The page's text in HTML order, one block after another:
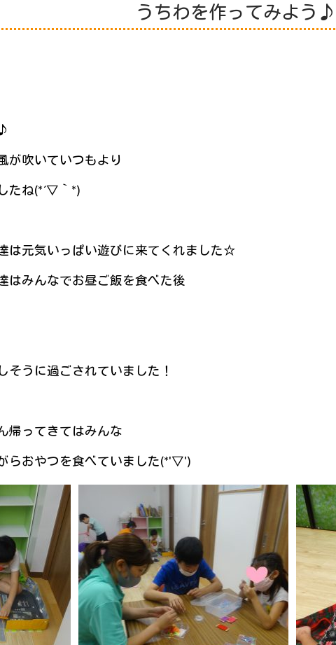
うちわを作ってみよう♪
が吹いていつもより
たね(*´▽｀*)
は元気いっぱい遊びに来てくれました☆
はみんなでお昼ご飯を食べた後
そうに過ごされていました！
帰ってきてはみんな
らおやつを食べていました(*'▽')